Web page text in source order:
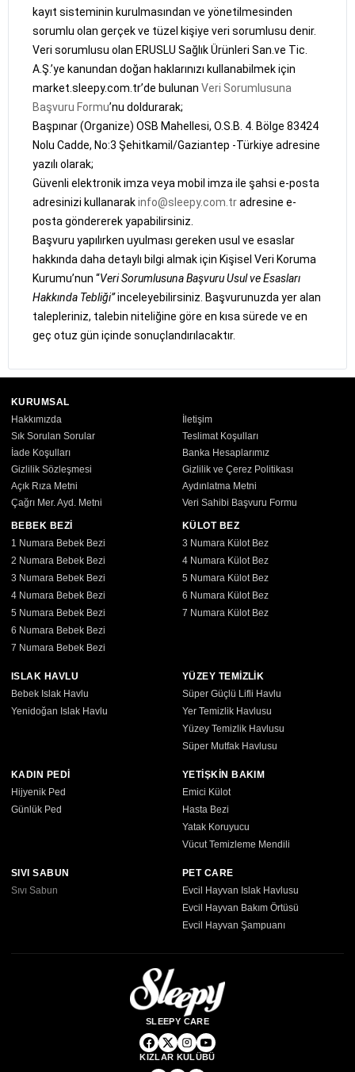
kayıt sisteminin kurulmasından ve yönetilmesinden
sorumlu olan gerçek ve tüzel kişiye veri sorumlusu denir.
Veri sorumlusu olan ERUSLU Sağlık Ürünleri San.ve Tic.
A.Ş.’ye kanundan doğan haklarınızı kullanabilmek için
market.sleepy.com.tr’de bulunan Veri Sorumlusuna
Başvuru Formu’nu doldurarak;
Başpınar (Organize) OSB Mahellesi, O.S.B. 4. Bölge 83424
Nolu Cadde, No:3 Şehitkamil/Gaziantep -Türkiye adresine
yazılı olarak;
Güvenli elektronik imza veya mobil imza ile şahsi e-posta
adresinizi kullanarakinfo@sleepy.com.tradresine e-
posta göndererek yapabilirsiniz.
Başvuru yapılırken uyulması gereken usul ve esaslar
hakkında daha detaylı bilgi almak için Kişisel Veri Koruma
Kurumu’nun “Veri Sorumlusuna Başvuru Usul ve Esasları
Hakkında Tebliği”inceleyebilirsiniz. Başvurunuzda yer alan
talepleriniz, talebin niteliğine göre en kısa sürede ve en
geç otuz gün içinde sonuçlandırılacaktır.
KURUMSAL
Hakkımızda
İletişim
Sık Sorulan Sorular
Teslimat Koşulları
İade Koşulları
Banka Hesaplarımız
Gizlilik Sözleşmesi
Gizlilik ve Çerez Politikası
Açık Rıza Metni
Aydınlatma Metni
Çağrı Mer. Ayd. Metni
Veri Sahibi Başvuru Formu
BEBEK BEZİ
1 Numara Bebek Bezi
2 Numara Bebek Bezi
3 Numara Bebek Bezi
4 Numara Bebek Bezi
5 Numara Bebek Bezi
6 Numara Bebek Bezi
7 Numara Bebek Bezi
KÜLOT BEZ
3 Numara Külot Bez
4 Numara Külot Bez
5 Numara Külot Bez
6 Numara Külot Bez
7 Numara Külot Bez
ISLAK HAVLU
Bebek Islak Havlu
Yenidoğan Islak Havlu
YÜZEY TEMİZLİK
Süper Güçlü Lifli Havlu
Yer Temizlik Havlusu
Yüzey Temizlik Havlusu
Süper Mutfak Havlusu
KADIN PEDİ
Hijyenik Ped
Günlük Ped
YETİŞKİN BAKIM
Emici Külot
Hasta Bezi
Yatak Koruyucu
Vücut Temizleme Mendili
SIVI SABUN
Sıvı Sabun
PET CARE
Evcil Hayvan Islak Havlusu
Evcil Hayvan Bakım Örtüsü
Evcil Hayvan Şampuanı
SLEEPY CARE
KIZLAR KULÜBÜ